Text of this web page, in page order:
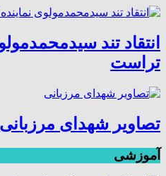
انتقاد تند
تراست
تصاویر شهدای مرزبانی
آموزشی